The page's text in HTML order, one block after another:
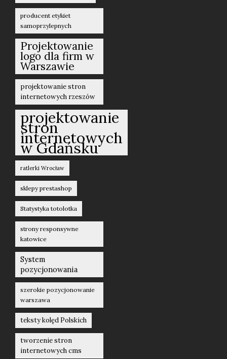
producent etykiet
samoprzylepnych
Projektowanie
logo dla firm w
Warszawie
projektowanie stron
internetowych rzeszów
projektowanie
stron
internetowych
w Gdańsku
ratlerki Wrocław
sklepy prestashop
Statystyka totolotka
strony responsywne
katowice
System
pozycjonowania
szerokie pozycjonowanie
warszawa
teksty kolęd Polskich
tworzenie stron
internetowych cms